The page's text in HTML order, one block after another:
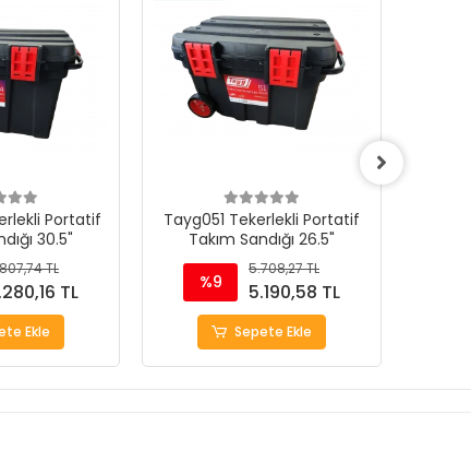
Portatif
30.5"
TL
TL
Ekle
Tayg051 Tekerlekli Portatif
Takım Sandığı 26.5"
%9
5.708,27 TL
5.190,58 TL
Sepete Ekle